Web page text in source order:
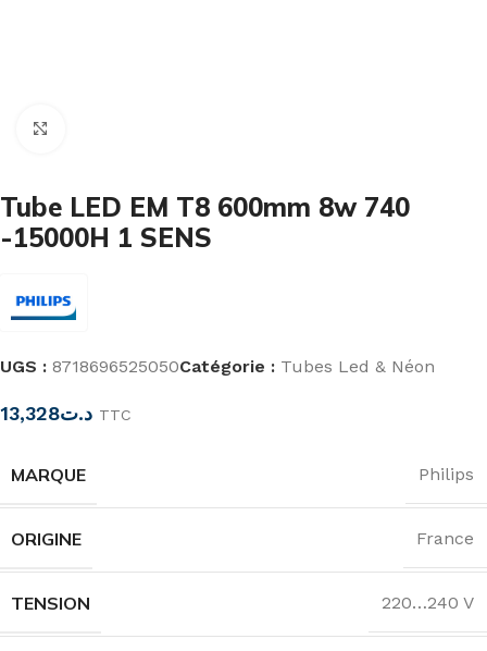
Tube LED EM T8 600mm 8w 740
-15000H 1 SENS
UGS : 8718696525050Catégorie : Tubes Led & Néon
د.ت13,328 TTC
MARQUE Philips
ORIGINE France
TENSION 220…240 V